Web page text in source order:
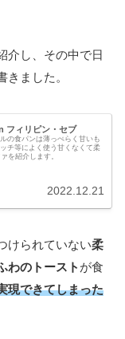
介し、その中で日
ました。
フィリピン・セブ
の食パンは薄っぺらく甘いも
チ等によく使う甘くなくて柔
を紹介します。
2022.12.21
けられていない柔
わのトースト が食
現できてしまった